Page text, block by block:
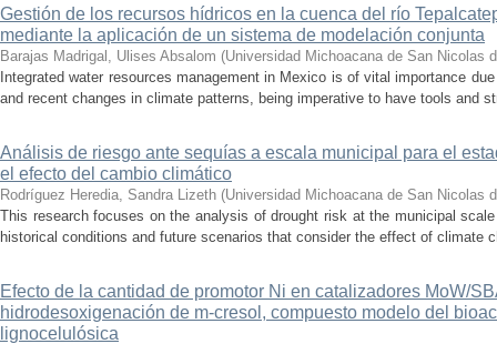
Gestión de los recursos hídricos en la cuenca del río
mediante la aplicación de un sistema de modelación conjunta
Barajas Madrigal, Ulises Absalom (Universidad Michoacana de San Nicolas
Integrated water resources management in Mexico is of vital importance
and recent changes in climate patterns, being imperative to have tools and
Análisis de riesgo ante sequías a escala municipal para el
el efecto del cambio climático
Rodríguez Heredia, Sandra Lizeth (Universidad Michoacana de San Nicolas
This research focuses on the analysis of drought risk at the municipal
historical conditions and future scenarios that consider the effect of climate
Efecto de la cantidad de promotor Ni en catalizadores MoW/
hidrodesoxigenación de m-cresol, compuesto modelo del
lignocelulósica